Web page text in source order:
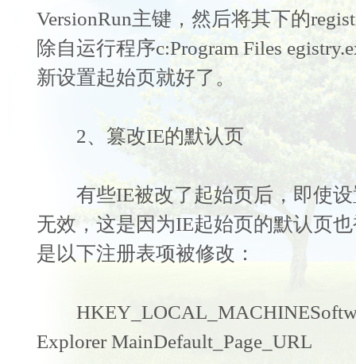
VersionRun主键，然后将其下的
除自运行程序c:Program Files
新设置起始页就好了。
2、篡改IE的默认页
有些IE被改了起始页后，即使设
无效，这是因为IE起始页的默认页
是以下注册表项被修改：
Explorer MainDefault_Page_URL